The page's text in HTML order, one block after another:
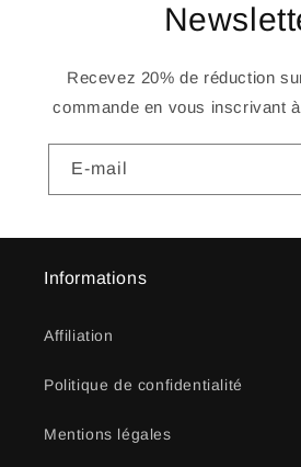
Recevez 20% de réduction
commande en vous inscrivant
E-mail
Informations
Affiliation
Politique de confidentialité
Mentions légales